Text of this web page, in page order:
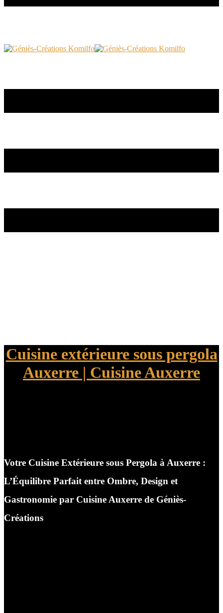
Cuisine extérieure sous pergola
Auxerre | Cuisine Auxerre
Votre Cuisine Extérieure sous Pergola à Auxerre :
L’Équilibre Parfait entre Ombre, Design et
Gastronomie par Cuisine Auxerre de Géniès-
Créations